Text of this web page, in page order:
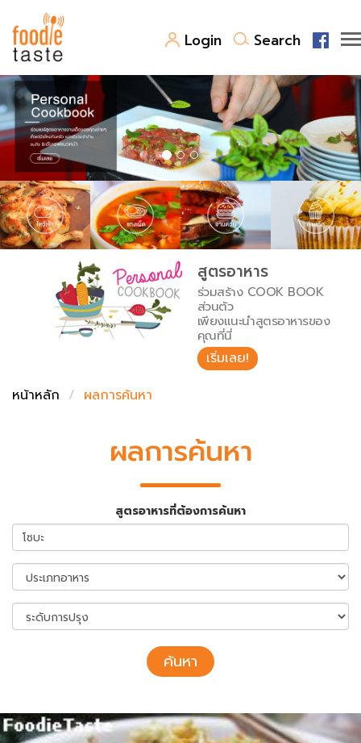
Login Search
สูตรอาหาร
สูตรอาหารล่าสุด
Top Foodie
พาไปชิม
สารพันก้นครัว
เคล็ดลับน่ารู้
เปรียบเทียบหน่วยการตวง
เปรียบเทียบอุณหภูมิ
เปรียบเทียบน้ำหนักวัตถุดิบ
FoodPedia
สร้าง Cookbook
สูตรอาหาร
ร่วมสร้าง COOK BOOK
ส่วนตัว
เพียงแนะนำสูตรอาหารของ
คุณที่นี่
เริ่มเลย!
หน้าหลัก
ผลการค้นหา
ผลการค้นหา
สูตรอาหารที่ต้องการค้นหา
ค้นหา